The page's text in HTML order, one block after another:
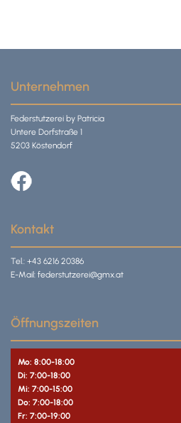
Unternehmen
Federstutzerei by Patricia
Untere Dorfstraße 1
5203 Köstendorf
Kontakt
Tel.: +43 6216 20386
E-Mail: federstutzerei@gmx.at
Öffnungszeiten
Mo: 8:00-18:00
Di: 7:00-18:00
Mi: 7:00-15:00
Do: 7:00-18:00
Fr: 7:00-19:00